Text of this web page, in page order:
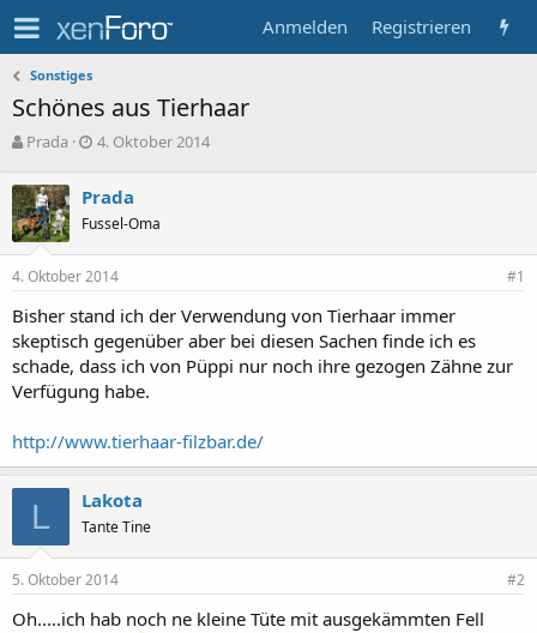
Anmelden Registrieren
Sonstiges
Schönes aus Tierhaar
T
e
m
e
n
s
a
r
t
e
r
Prada
B
i
n
d
t
u
m
4. Oktober 2014
Prada
Fussel-Oma
4. Oktober 2014 #1
Bisher stand ich der Verwendung von Tierhaar immer
skeptisch gegenüber aber bei diesen Sachen finde ich es
schade, dass ich von Püppi nur noch ihre gezogen Zähne zur
Verfügung habe.
http://www.tierhaar-filzbar.de/
L Lakota
Tante Tine
5. Oktober 2014 #2
Oh.....ich hab noch ne kleine Tüte mit ausgekämmten Fell